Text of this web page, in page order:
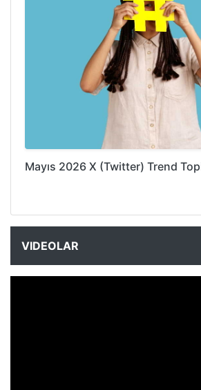
Mayıs 2026 X (Twitter) Trend
VIDEOLAR